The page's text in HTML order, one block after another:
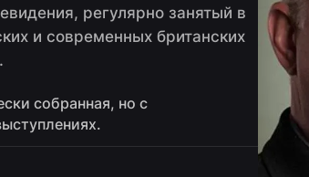
регулярно занятый в
и современных британских
собранная, но с